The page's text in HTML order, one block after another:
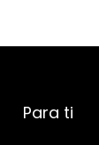
Para ti